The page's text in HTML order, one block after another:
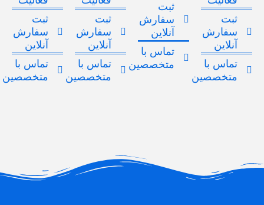
ثبت
سفارش
آنلاین
تماس با
متخصصین
ثبت
سفارش
آنلاین
تماس با
متخصصین
ثبت
سفارش
آنلاین
تماس با
متخصصین
ثبت
سفارش
آنلاین
تماس با
متخصصین